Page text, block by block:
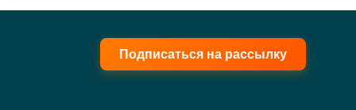
Подписаться на рассылку